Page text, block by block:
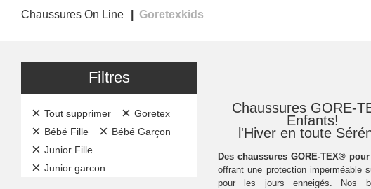
Chaussures On Line Goretexkids
Filtres
× Tout supprimer × Goretex
× Bébé Fille × Bébé Garçon
× Junior Fille
× Junior garcon
Chaussures GORE-
Enfants!
l'Hiver en toute
Des chaussures GORE-TEX®
offrant une protection imperméable
pour les jours enneigés. Nos